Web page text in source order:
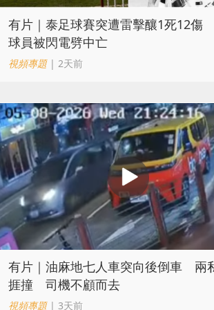
有片｜泰足球賽突遭雷擊釀1死12
球員被閃電劈中亡
視頻專題| 2天前
有片｜油麻地七人車突向後倒車 兩
捱撞 司機不顧而去
視頻專題| 3天前